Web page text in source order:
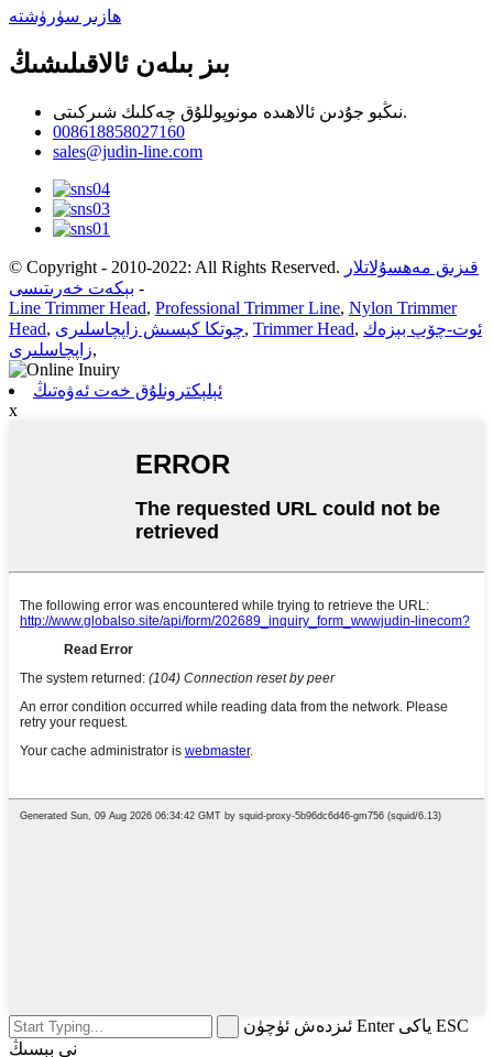
ھازىر سۈرۈشتە
بىز بىلەن ئالاقىلىشىڭ
نىڭبو جۇدىن ئالاھىدە مونوپوللۇق چەكلىك شىركىتى.
008618858027160
sales@judin-line.com
© Copyright - 2010-2022: All Rights Reserved. قىزىق مەھسۇلاتلار
- بېكەت خەرىتىسى
Line Trimmer Head, Professional Trimmer Line, Nylon Trimmer
Head, چوتكا كېسىش زاپچاسلىرى, Trimmer Head, ئوت-چۆپ بېزەك
زاپچاسلىرى,
ئېلېكترونلۇق خەت ئەۋەتىڭ
x
ئىزدەش ئۈچۈن Enter ياكى ESC
نى بېسىڭ